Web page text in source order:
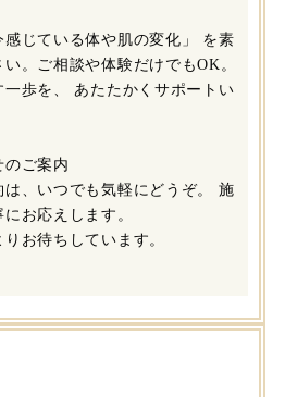
感じている体や肌の変化」 を素
。ご相談や体験だけでもOK。
歩を、 あたたかくサポートい
のご案内
、いつでも気軽にどうぞ。 施
お応えします。
お待ちしています。